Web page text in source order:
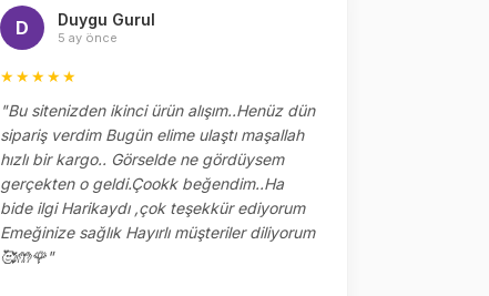
D Duygu Gurul
5 ay önce
★★★★★
"Bu sitenizden ikinci ürün alışım..Henüz dün
sipariş verdim Bugün elime ulaştı maşallah
hızlı bir kargo.. Görselde ne gördüysem
gerçekten o geldi.Çookk beğendim..Ha
bide ilgi Harikaydı ,çok teşekkür ediyorum
Emeğinize sağlık Hayırlı müşteriler diliyorum
🥰🤲🌹"